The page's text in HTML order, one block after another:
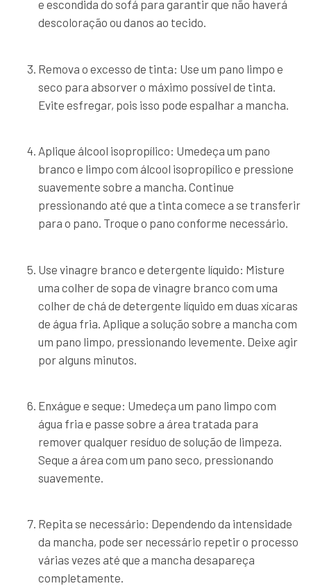
e escondida do sofá para garantir que não haverá
descoloração ou danos ao tecido.
Remova o excesso de tinta: Use um pano limpo e
seco para absorver o máximo possível de tinta.
Evite esfregar, pois isso pode espalhar a mancha.
Aplique álcool isopropílico: Umedeça um pano
branco e limpo com álcool isopropílico e pressione
suavemente sobre a mancha. Continue
pressionando até que a tinta comece a se transferir
para o pano. Troque o pano conforme necessário.
Use vinagre branco e detergente líquido: Misture
uma colher de sopa de vinagre branco com uma
colher de chá de detergente líquido em duas xícaras
de água fria. Aplique a solução sobre a mancha com
um pano limpo, pressionando levemente. Deixe agir
por alguns minutos.
Enxágue e seque: Umedeça um pano limpo com
água fria e passe sobre a área tratada para
remover qualquer resíduo de solução de limpeza.
Seque a área com um pano seco, pressionando
suavemente.
Repita se necessário: Dependendo da intensidade
da mancha, pode ser necessário repetir o processo
várias vezes até que a mancha desapareça
completamente.